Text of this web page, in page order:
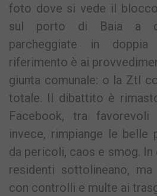
foto dove si vede il
sul porto di Baia a
parcheggiate in
riferimento è ai
giunta comunale: o la Ztl
totale. Il dibattito è
Facebook, tra favorevoli
invece, rimpiange le belle
da pericoli, caos e smog.
residenti sottolineano,
con controlli e multe ai